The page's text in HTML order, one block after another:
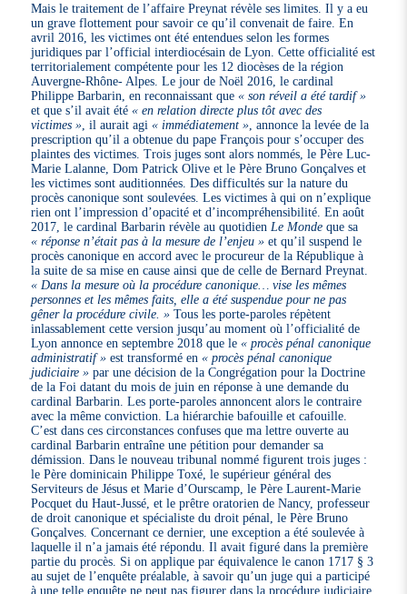
Mais le traitement de l’affaire Preynat révèle ses limites. Il y a eu
un grave flottement pour savoir ce qu’il convenait de faire. En
avril 2016, les victimes ont été entendues selon les formes
juridiques par l’official interdiocésain de Lyon. Cette officialité est
territorialement compétente pour les 12 diocèses de la région
Auvergne-Rhône- Alpes. Le jour de Noël 2016, le cardinal
Philippe Barbarin, en reconnaissant que« son réveil a été tardif »
et que s’il avait été« en relation directe plus tôt avec des
victimes », il aurait agi« immédiatement », annonce la levée de la
prescription qu’il a obtenue du pape François pour s’occuper des
plaintes des victimes. Trois juges sont alors nommés, le Père Luc-
Marie Lalanne, Dom Patrick Olive et le Père Bruno Gonçalves et
les victimes sont auditionnées. Des difficultés sur la nature du
procès canonique sont soulevées. Les victimes à qui on n’explique
rien ont l’impression d’opacité et d’incompréhensibilité. En août
2017, le cardinal Barbarin révèle au quotidienLe Monde que sa
« réponse n’était pas à la mesure de l’enjeu » et qu’il suspend le
procès canonique en accord avec le procureur de la République à
la suite de sa mise en cause ainsi que de celle de Bernard Preynat.
« Dans la mesure où la procédure canonique… vise les mêmes
personnes et les mêmes faits, elle a été suspendue pour ne pas
gêner la procédure civile. » Tous les porte-paroles répètent
inlassablement cette version jusqu’au moment où l’officialité de
Lyon annonce en septembre 2018 que le« procès pénal canonique
administratif » est transformé en« procès pénal canonique
judiciaire » par une décision de la Congrégation pour la Doctrine
de la Foi datant du mois de juin en réponse à une demande du
cardinal Barbarin. Les porte-paroles annoncent alors le contraire
avec la même conviction. La hiérarchie bafouille et cafouille.
C’est dans ces circonstances confuses que ma lettre ouverte au
cardinal Barbarin entraîne une pétition pour demander sa
démission. Dans le nouveau tribunal nommé figurent trois juges :
le Père dominicain Philippe Toxé, le supérieur général des
Serviteurs de Jésus et Marie d’Ourscamp, le Père Laurent-Marie
Pocquet du Haut-Jussé, et le prêtre oratorien de Nancy, professeur
de droit canonique et spécialiste du droit pénal, le Père Bruno
Gonçalves. Concernant ce dernier, une exception a été soulevée à
laquelle il n’a jamais été répondu. Il avait figuré dans la première
partie du procès. Si on applique par équivalence le canon 1717 § 3
au sujet de l’enquête préalable, à savoir qu’un juge qui a participé
à une telle enquête ne peut pas figurer dans la procédure judiciaire